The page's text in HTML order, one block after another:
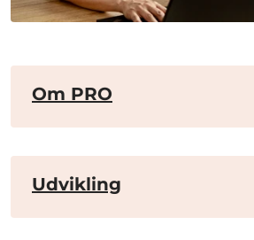
Om PRO
Udvikling